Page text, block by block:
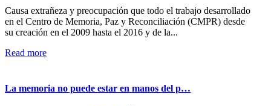
Causa extrañeza y preocupación que todo el trabajo desarrollado
en el Centro de Memoria, Paz y Reconciliación (CMPR) desde
su creación en el 2009 hasta el 2016 y de la...
Read more
La memoria no puede estar en manos del p…